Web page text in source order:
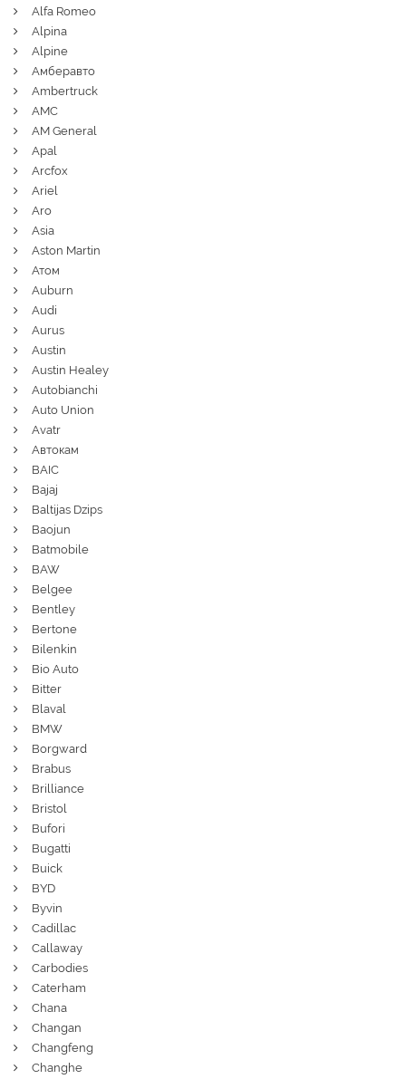
Alfa Romeo
Alpina
Alpine
Амберавто
Ambertruck
AMC
AM General
Apal
Arcfox
Ariel
Aro
Asia
Aston Martin
Атом
Auburn
Audi
Aurus
Austin
Austin Healey
Autobianchi
Auto Union
Avatr
Автокам
BAIC
Bajaj
Baltijas Dzips
Baojun
Batmobile
BAW
Belgee
Bentley
Bertone
Bilenkin
Bio Auto
Bitter
Blaval
BMW
Borgward
Brabus
Brilliance
Bristol
Bufori
Bugatti
Buick
BYD
Byvin
Cadillac
Callaway
Carbodies
Caterham
Chana
Changan
Changfeng
Changhe